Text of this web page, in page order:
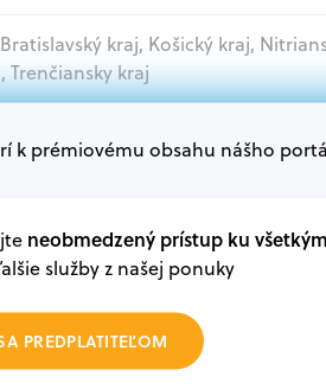
kraj, Košický kraj,
Trenčiansky kraj
správa, Veľké podniky,
a dotácií na portáli
osoba, t. j. verejný alebo
k prémiovému obsahu nášho
neobmedzený prístup ku
služby z našej ponuky
PREDPLATITEĽOM